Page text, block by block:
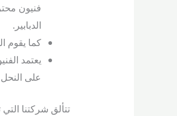
فنيون
الدبابير.
كما يقوم
يعتمد
على النحل
تتألق شركتنا